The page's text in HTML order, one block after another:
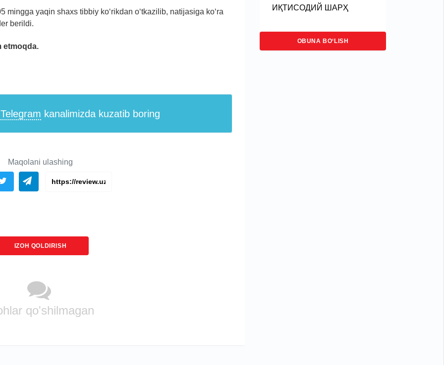
mingga yaqin shaxs tibbiy ko‘rikdan o‘tkazilib, natijasiga ko‘ra
berildi.
etmoqda.
Telegram kanalimizda kuzatib boring
Maqolani ulashing
IZOH QOLDIRISH
qo'shilmagan
ИҚТИСОДИЙ ШАРҲ
OBUNA BO‘LISH